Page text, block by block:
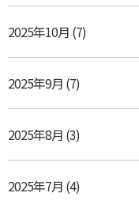
2025年10月 (7)
2025年9月 (7)
2025年8月 (3)
2025年7月 (4)